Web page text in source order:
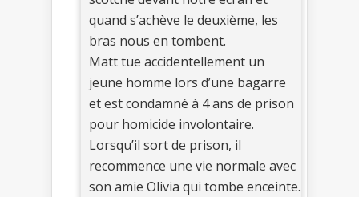
quand s’achève le deuxième, les
bras nous en tombent.
Matt tue accidentellement un
jeune homme lors d’une bagarre
et est condamné à 4 ans de prison
pour homicide involontaire.
Lorsqu’il sort de prison, il
recommence une vie normale avec
son amie Olivia qui tombe enceinte.